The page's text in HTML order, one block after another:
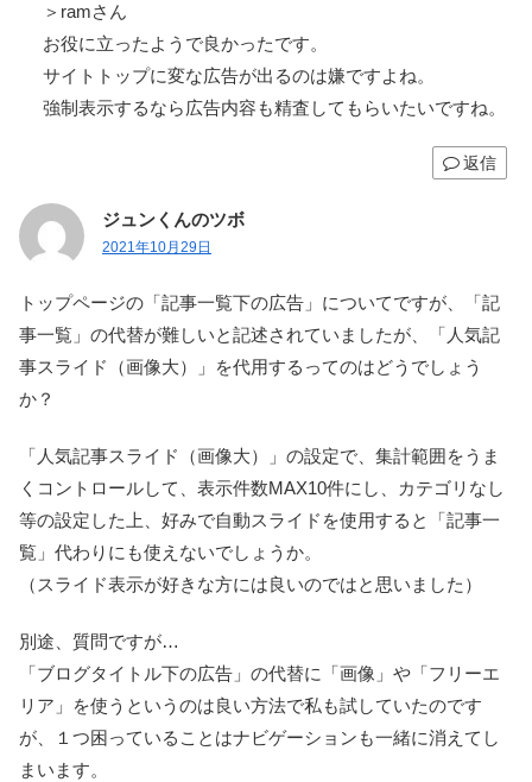
＞ramさん
お役に立ったようで良かったです。
サイトトップに変な広告が出るのは嫌ですよね。
強制表示するなら広告内容も精査してもらいたいですね。
返信
ジュンくんのツボ
2021年10月29日
トップページの「記事一覧下の広告」についてですが、「記
事一覧」の代替が難しいと記述されていましたが、「人気記
事スライド（画像大）」を代用するってのはどうでしょう
か？
「人気記事スライド（画像大）」の設定で、集計範囲をうま
くコントロールして、表示件数MAX10件にし、カテゴリなし
等の設定した上、好みで自動スライドを使用すると「記事一
覧」代わりにも使えないでしょうか。
（スライド表示が好きな方には良いのではと思いました）
別途、質問ですが…
「ブログタイトル下の広告」の代替に「画像」や「フリーエ
リア」を使うというのは良い方法で私も試していたのです
が、１つ困っていることはナビゲーションも一緒に消えてし
まいます。